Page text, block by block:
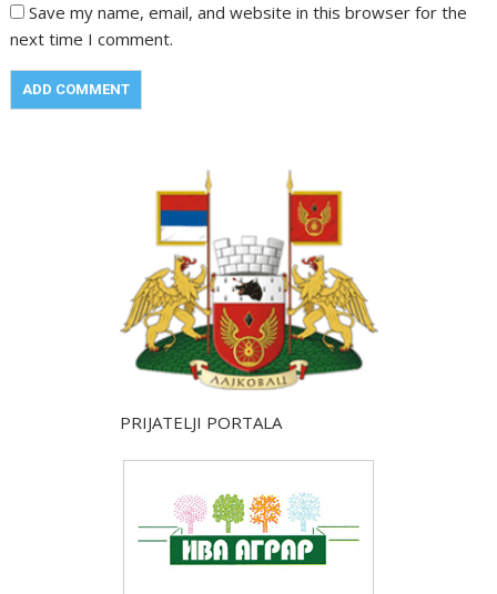
Save my name, email, and website in this browser for the
next time I comment.
PRIJATELJI PORTALA